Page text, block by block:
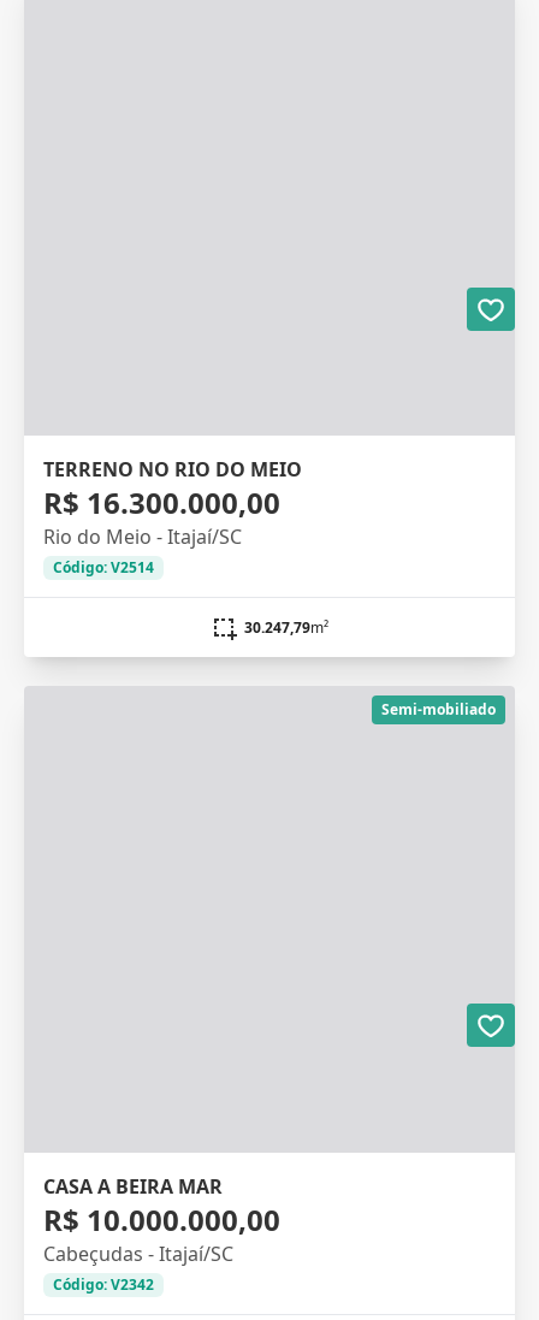
TERRENO NO RIO DO MEIO
R$ 16.300.000,00
Rio do Meio - Itajaí/SC
Código: V2514
30.247,79m²
Semi-mobiliado
CASA A BEIRA MAR
R$ 10.000.000,00
Cabeçudas - Itajaí/SC
Código: V2342